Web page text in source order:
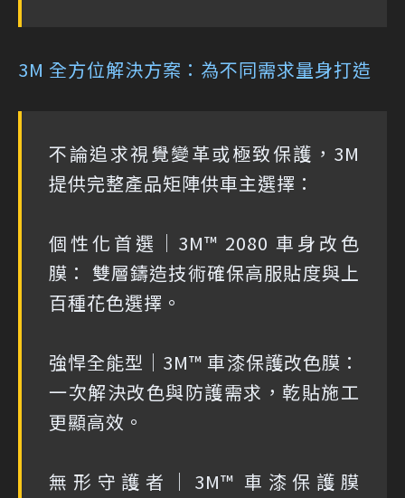
3M 全方位解決方案：為不同需求量身打造
不論追求視覺變革或極致保護，3M
提供完整產品矩陣供車主選擇：
個性化首選｜3M™ 2080 車身改色
膜： 雙層鑄造技術確保高服貼度與上
百種花色選擇。
強悍全能型｜3M™ 車漆保護改色膜：
一次解決改色與防護需求，乾貼施工
更顯高效。
無形守護者｜3M™ 車漆保護膜